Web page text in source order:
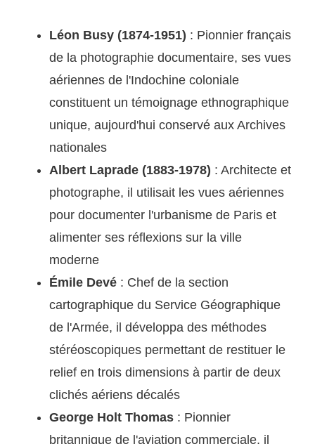
Léon Busy (1874-1951) : Pionnier français
de la photographie documentaire, ses vues
aériennes de l'Indochine coloniale
constituent un témoignage ethnographique
unique, aujourd'hui conservé aux Archives
nationales
Albert Laprade (1883-1978) : Architecte et
photographe, il utilisait les vues aériennes
pour documenter l'urbanisme de Paris et
alimenter ses réflexions sur la ville
moderne
Émile Devé : Chef de la section
cartographique du Service Géographique
de l'Armée, il développa des méthodes
stéréoscopiques permettant de restituer le
relief en trois dimensions à partir de deux
clichés aériens décalés
George Holt Thomas : Pionnier
britannique de l'aviation commerciale, il